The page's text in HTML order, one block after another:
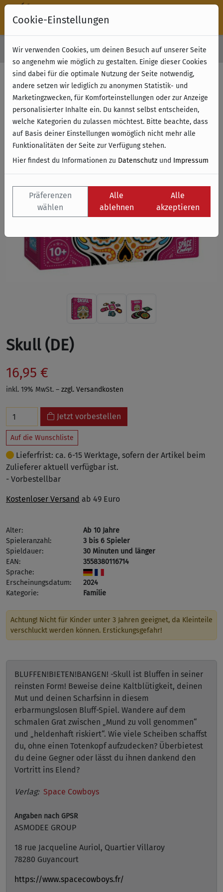
Kostenloser Versand & Retoure ab 49 € (innerhalb Deutschlands)
Skull (DE)
16,95 €
inkl. 19% MwSt. – zzgl. Versandkosten
Jetzt vorbestellen
Auf die Wunschliste
Lieferfrist: ca. 6-15 Werktage, sofern der Artikel beim
Zulieferer aktuell verfügbar ist.
- Vorbestellbar
Kostenloser Versand ab 49 Euro
Alter:
Ab 10 Jahre
Spieleranzahl:
3 bis 6 Spieler
Spieldauer:
30 Minuten und länger
EAN:
3558380116714
Sprache:
Erscheinungsdatum:
2024
Kategorie:
Familie
Achtung! Nicht für Kinder unter 3 Jahren geeignet, da Kleinteile
verschluckt werden können. Erstickungsgefahr!
BLUFFEN!BIETEN!BANGEN! -Skull ist Bluffen in seiner
reinsten Form! Beweise deine Kaltblütigkeit, deinen
Mut und deinen Scharfsinn in diesem
erbarmungslosen Bluff-Spiel. Wandere auf dem
schmalen Grat zwischen „Mund zu voll genommen“
und „heldenhaft riskiert“. Wie viele Scheiben schaffst
du, ohne einen Totenkopf aufzudecken? Überbietest
du deine Gegner oder lässt du ihnen dankend den
Vortritt ins Elend?
Verlag: Space Cowboys
Angaben nach GPSR
ASMODEE GROUP
18 rue Jacqueline Auriol, Quartier Villaroy
78280 Guyancourt
https://www.spacecowboys.fr/
Cookie-Einstellungen
Wir verwenden Cookies, um deinen Besuch auf unserer Seite
so angenehm wie möglich zu gestalten. Einige dieser Cookies
sind dabei für die optimale Nutzung der Seite notwendig,
andere setzen wir lediglich zu anonymen Statistik- und
Marketingzwecken, für Komforteinstellungen oder zur Anzeige
personalisierter Inhalte ein. Du kannst selbst entscheiden,
welche Kategorien du zulassen möchtest. Bitte beachte, dass
auf Basis deiner Einstellungen womöglich nicht mehr alle
Funktionalitäten der Seite zur Verfügung stehen.
Hier findest du Informationen zu Datenschutz und Impressum
Präferenzen
wählen
Alle
ablehnen
Alle
akzeptieren